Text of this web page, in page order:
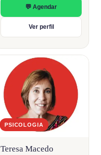
com as demais áreas da
clínica.
💬 Agendar
Ver perfil
PSICOLOGIA
Teresa Macedo